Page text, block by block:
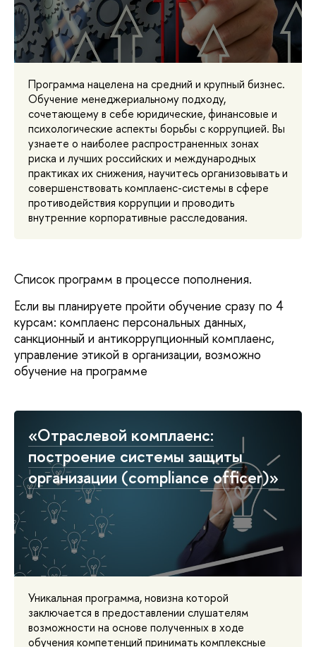
Программа нацелена на средний и крупный бизнес.
Обучение менеджериальному подходу,
сочетающему в себе юридические, финансовые и
психологические аспекты борьбы с коррупцией. Вы
узнаете о наиболее распространенных зонах
риска и лучших российских и международных
практиках их снижения, научитесь организовывать и
совершенствовать комплаенс-системы в сфере
противодействия коррупции и проводить
внутренние корпоративные расследования.
Список программ в процессе пополнения.
Если вы планируете пройти обучение сразу по 4
курсам: комплаенс персональных данных,
санкционный и антикоррупционный комплаенс,
управление этикой в организации, возможно
обучение на программе
«Отраслевой комплаенс:
построение системы защиты
организации (сompliance officer)»
Уникальная программа, новизна которой
заключается в предоставлении слушателям
возможности на основе полученных в ходе
обучения компетенций принимать комплексные